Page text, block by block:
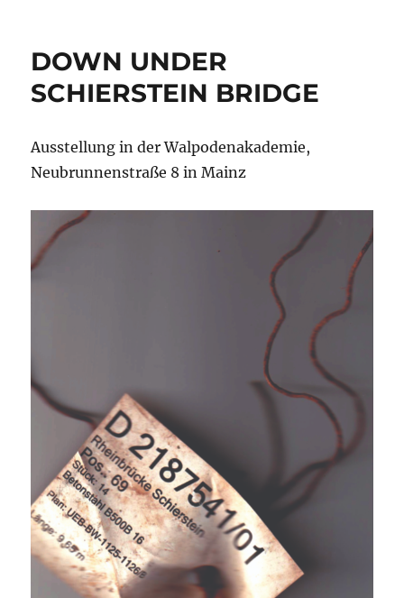
DOWN UNDER
SCHIERSTEIN BRIDGE
Ausstellung in der Walpodenakademie,
Neubrunnenstraße 8 in Mainz